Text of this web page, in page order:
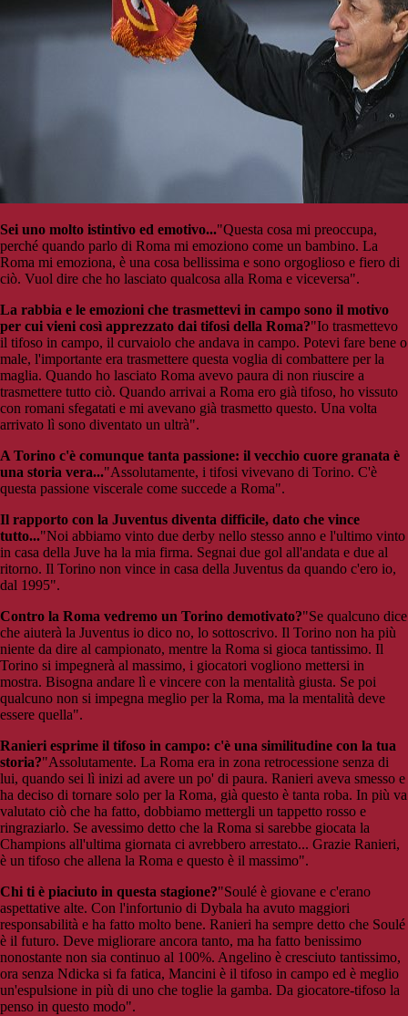
Sei uno molto istintivo ed emotivo..."Questa cosa mi preoccupa,
perché quando parlo di Roma mi emoziono come un bambino. La
Roma mi emoziona, è una cosa bellissima e sono orgoglioso e fiero di
ciò. Vuol dire che ho lasciato qualcosa alla Roma e viceversa".
La rabbia e le emozioni che trasmettevi in campo sono il motivo
per cui vieni così apprezzato dai tifosi della Roma?"Io trasmettevo
il tifoso in campo, il curvaiolo che andava in campo. Potevi fare bene o
male, l'importante era trasmettere questa voglia di combattere per la
maglia. Quando ho lasciato Roma avevo paura di non riuscire a
trasmettere tutto ciò. Quando arrivai a Roma ero già tifoso, ho vissuto
con romani sfegatati e mi avevano già trasmetto questo. Una volta
arrivato lì sono diventato un ultrà".
A Torino c'è comunque tanta passione: il vecchio cuore granata è
una storia vera..."Assolutamente, i tifosi vivevano di Torino. C'è
questa passione viscerale come succede a Roma".
Il rapporto con la Juventus diventa difficile, dato che vince
tutto..."Noi abbiamo vinto due derby nello stesso anno e l'ultimo vinto
in casa della Juve ha la mia firma. Segnai due gol all'andata e due al
ritorno. Il Torino non vince in casa della Juventus da quando c'ero io,
dal 1995".
Contro la Roma vedremo un Torino demotivato?"Se qualcuno dice
che aiuterà la Juventus io dico no, lo sottoscrivo. Il Torino non ha più
niente da dire al campionato, mentre la Roma si gioca tantissimo. Il
Torino si impegnerà al massimo, i giocatori vogliono mettersi in
mostra. Bisogna andare lì e vincere con la mentalità giusta. Se poi
qualcuno non si impegna meglio per la Roma, ma la mentalità deve
essere quella".
Ranieri esprime il tifoso in campo: c'è una similitudine con la tua
storia?"Assolutamente. La Roma era in zona retrocessione senza di
lui, quando sei lì inizi ad avere un po' di paura. Ranieri aveva smesso e
ha deciso di tornare solo per la Roma, già questo è tanta roba. In più va
valutato ciò che ha fatto, dobbiamo mettergli un tappetto rosso e
ringraziarlo. Se avessimo detto che la Roma si sarebbe giocata la
Champions all'ultima giornata ci avrebbero arrestato... Grazie Ranieri,
è un tifoso che allena la Roma e questo è il massimo".
Chi ti è piaciuto in questa stagione?"Soulé è giovane e c'erano
aspettative alte. Con l'infortunio di Dybala ha avuto maggiori
responsabilità e ha fatto molto bene. Ranieri ha sempre detto che Soulé
è il futuro. Deve migliorare ancora tanto, ma ha fatto benissimo
nonostante non sia continuo al 100%. Angelino è cresciuto tantissimo,
ora senza Ndicka si fa fatica, Mancini è il tifoso in campo ed è meglio
un'espulsione in più di uno che toglie la gamba. Da giocatore-tifoso la
penso in questo modo".